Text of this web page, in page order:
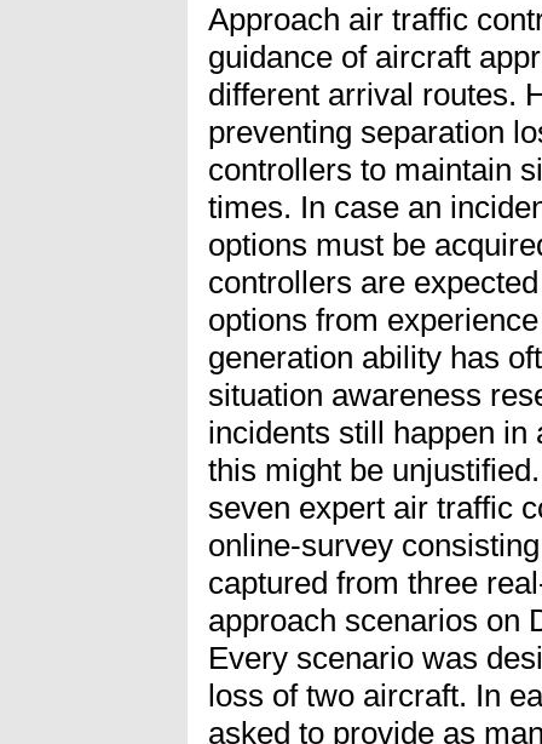
Approach air traffic
guidance of aircraft
different arrival routes.
preventing separation
controllers to maintain
times. In case an
options must be
controllers are
options from
generation ability has
situation awareness
incidents still happen
this might be
seven expert air traffic
online-survey
captured from three
approach scenarios on
Every scenario was
loss of two aircraft. In
asked to provide as